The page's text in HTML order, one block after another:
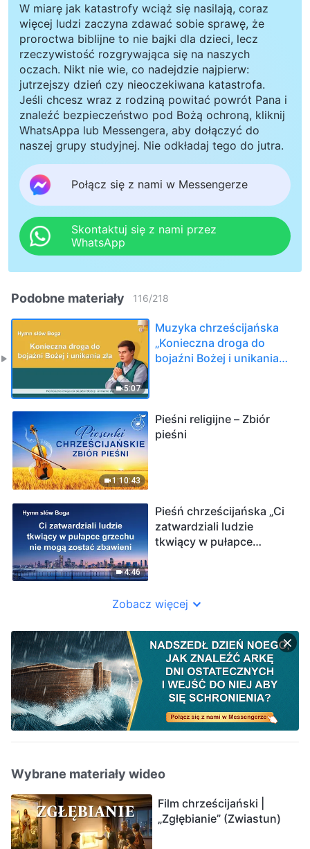
W miarę jak katastrofy wciąż się nasilają, coraz
więcej ludzi zaczyna zdawać sobie sprawę, że
proroctwa biblijne to nie bajki dla dzieci, lecz
rzeczywistość rozgrywająca się na naszych
oczach. Nikt nie wie, co nadejdzie najpierw:
jutrzejszy dzień czy nieoczekiwana katastrofa.
Jeśli chcesz wraz z rodziną powitać powrót Pana i
znaleźć bezpieczeństwo pod Bożą ochroną, kliknij
WhatsAppa lub Messengera, aby dołączyć do
naszej grupy studyjnej. Nie odkładaj tego do jutra.
Połącz się z nami w Messengerze
Skontaktuj się z nami przez
WhatsApp
Podobne materiały 116/218
5:07
Muzyka chrześcijańska
„Konieczna droga do
bojaźni Bożej i unikania
1:10:43
Pieśni religijne – Zbiór
pieśni
4:46
Pieśń chrześcijańska „Ci
zatwardziali ludzie
tkwiący w pułapce
Zobacz więcej
Wybrane materiały wideo
Film chrześcijański |
„Zgłębianie” (Zwiastun)